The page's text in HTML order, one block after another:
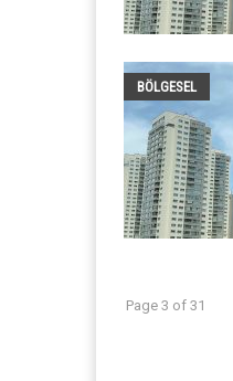
BÖLGESEL
Page 3 of 31